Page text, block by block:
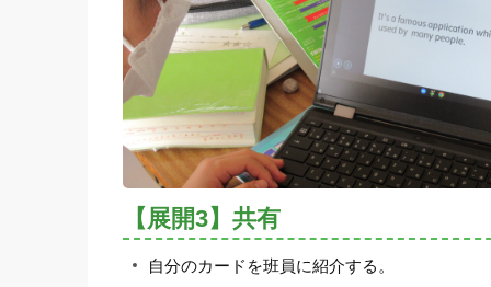
【展開3】共有
自分のカードを班員に紹介する。